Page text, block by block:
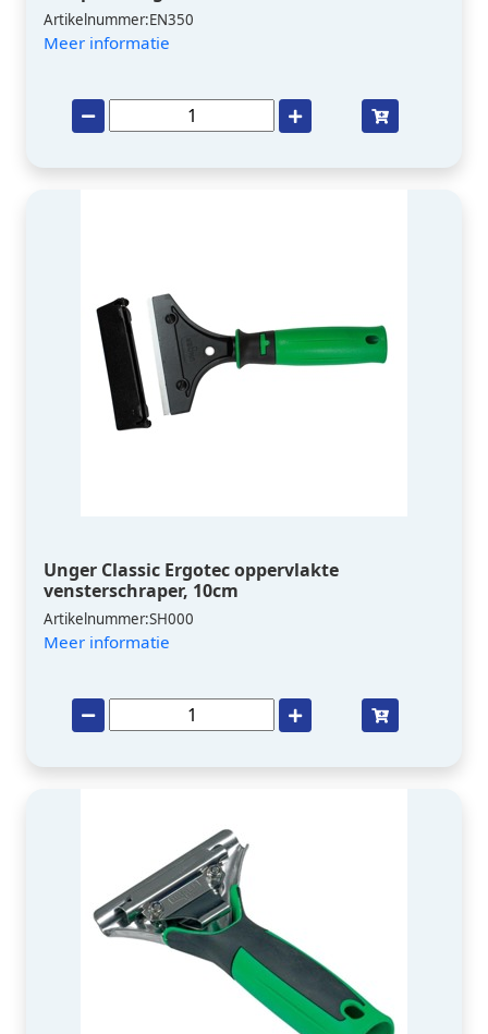
Artikelnummer:EN350
Meer informatie
Unger Classic Ergotec oppervlakte
vensterschraper, 10cm
Artikelnummer:SH000
Meer informatie